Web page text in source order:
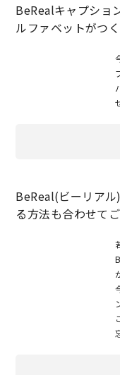
BeRealキャプショ
ルファベットがつ
BeReal(ビーリア
る方法も合わせて